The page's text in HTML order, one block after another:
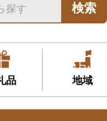
検索
品 地域